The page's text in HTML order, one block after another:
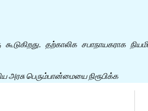
தற்காலிக சபாநாயகராக
அரசு பெரும்பான்மையை நிரூபிக்க